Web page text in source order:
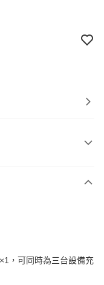
，可同時為三台設備充